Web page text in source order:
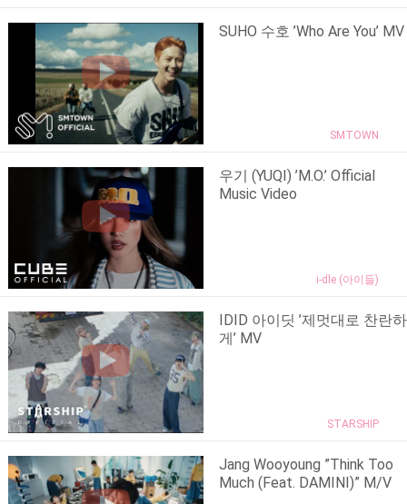
SUHO 수호 ’Who Are You’ MV
SMTOWN
우기 (YUQI) ’M.O.’ Official
Music Video
i-dle (아이들)
IDID 아이딧 ’제멋대로 찬란하
게’ MV
STARSHIP
Jang Wooyoung ”Think Too
Much (Feat. DAMINI)” M/V